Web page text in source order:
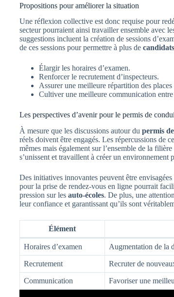
Propositions pour améliorer la situation
Une réflexion collective est donc requise pour
secteur pourraient ainsi travailler ensemble avec
suggestions incluent la création de sessions
de ces sessions pour permettre à plus de candidats
Élargir les horaires d’examen.
Renforcer le recrutement d’inspecteurs.
Assurer une meilleure répartition des places
Cultiver une meilleure communication entre
Les perspectives d’avenir pour le permis de
À mesure que les discussions autour du permis
réels doivent être engagés. Les répercussions de
mêmes mais également sur l’ensemble de la
s’unissent et travaillent à créer un environnement
Des initiatives innovantes peuvent être
pour la prise de rendez-vous en ligne pourrait
pression sur les auto-écoles. De plus, une
leur confiance et garantissant qu’ils sont
Élément
Horaires d’examen Augmentation de la
Recrutement Recruter de
Communication Favoriser une